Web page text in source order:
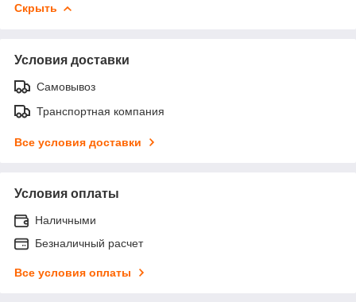
Скрыть
Условия доставки
Самовывоз
Транспортная компания
Все условия доставки
Условия оплаты
Наличными
Безналичный расчет
Все условия оплаты